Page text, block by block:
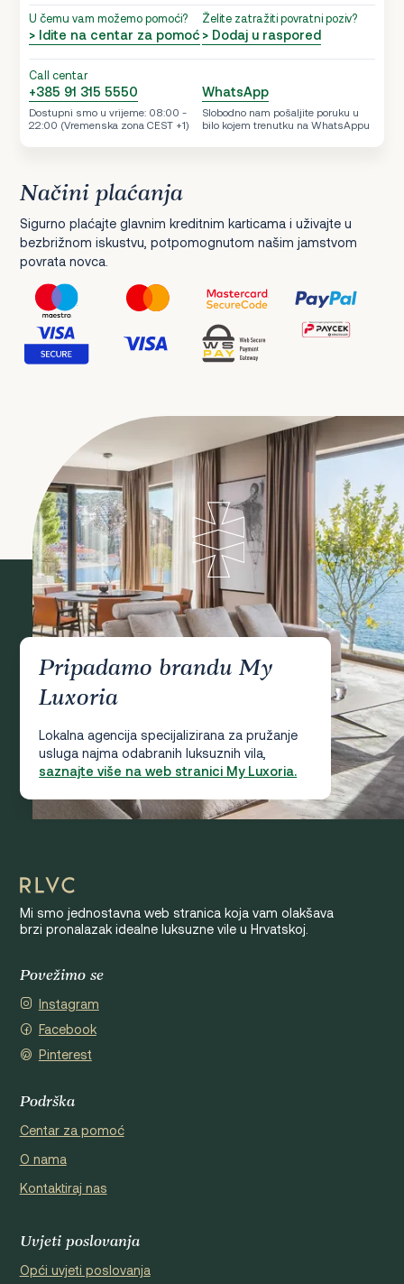
U čemu vam možemo pomoći?
> Idite na centar za pomoć
Želite zatražiti povratni poziv?
> Dodaj u raspored
Call centar
+385 91 315 5550
Dostupni smo u vrijeme: 08:00 -
22:00 (Vremenska zona CEST +1)
WhatsApp
Slobodno nam pošaljite poruku u
bilo kojem trenutku na WhatsAppu
Načini plaćanja
Sigurno plaćajte glavnim kreditnim karticama i uživajte u
bezbrižnom iskustvu, potpomognutom našim jamstvom
povrata novca.
Pripadamo brandu My
Luxoria
Lokalna agencija specijalizirana za pružanje
usluga najma odabranih luksuznih vila,
saznajte više na web stranici My Luxoria.
Mi smo jednostavna web stranica koja vam olakšava
brzi pronalazak idealne luksuzne vile u Hrvatskoj.
Povežimo se
Instagram
Facebook
Pinterest
Podrška
Centar za pomoć
O nama
Kontaktiraj nas
Uvjeti poslovanja
Opći uvjeti poslovanja